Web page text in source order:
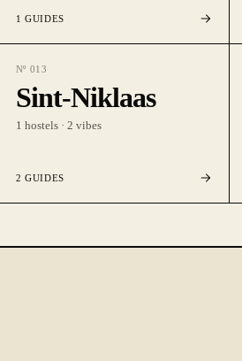
1 GUIDES
Nº 013
Sint-Niklaas
1 hostels · 2 vibes
2 GUIDES